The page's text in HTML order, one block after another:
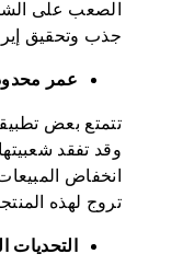
الصعب على
جذب وتحقيق
عمر
تتمتع بعض
وقد تفقد
انخفاض
تروج لهذه
التحديات